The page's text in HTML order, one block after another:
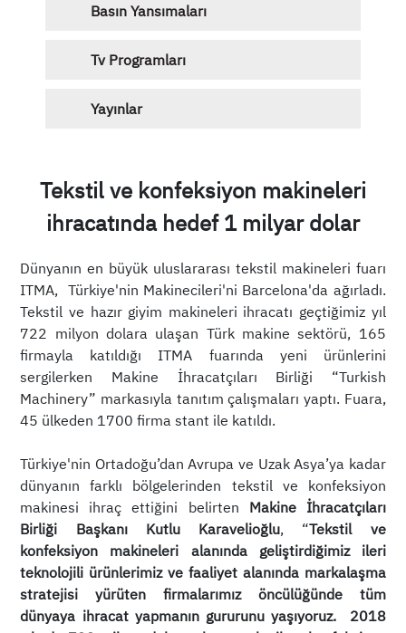
Basın Yansımaları
Tv Programları
Yayınlar
Tekstil ve konfeksiyon makineleri
ihracatında hedef 1 milyar dolar
Dünyanın en büyük uluslararası tekstil makineleri fuarı
ITMA, Türkiye'nin Makinecileri'ni Barcelona'da ağırladı.
Tekstil ve hazır giyim makineleri ihracatı geçtiğimiz yıl
722 milyon dolara ulaşan Türk makine sektörü, 165
firmayla katıldığı ITMA fuarında yeni ürünlerini
sergilerken Makine İhracatçıları Birliği “Turkish
Machinery” markasıyla tanıtım çalışmaları yaptı. Fuara,
45 ülkeden 1700 firma stant ile katıldı.
Türkiye'nin Ortadoğu’dan Avrupa ve Uzak Asya’ya kadar
dünyanın farklı bölgelerinden tekstil ve konfeksiyon
makinesi ihraç ettiğini belirten Makine İhracatçıları
Birliği Başkanı Kutlu Karavelioğlu, “Tekstil ve
konfeksiyon makineleri alanında geliştirdiğimiz ileri
teknolojili ürünlerimiz ve faaliyet alanında markalaşma
stratejisi yürüten firmalarımız öncülüğünde tüm
dünyaya ihracat yapmanın gururunu yaşıyoruz. 2018